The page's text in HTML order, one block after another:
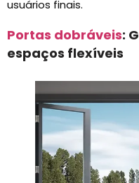
usuários finais.
Portas dobráveis:
espaços flexíveis